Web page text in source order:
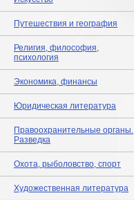
Путешествия и география
Религия, философия,
психология
Экономика, финансы
Юридическая литература
Правоохранительные органы.
Разведка
Охота, рыболовство, спорт
Художественная литература